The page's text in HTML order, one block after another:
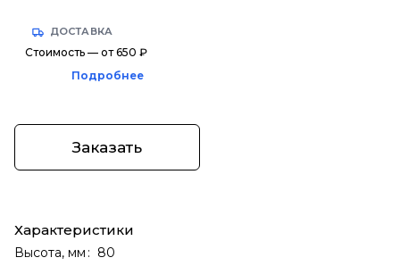
ДОСТАВКА
Стоимость — от 650 ₽
Подробнее
Заказать
Характеристики
Высота, мм : 80